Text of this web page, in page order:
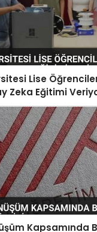
Lise
Zeka Eğitimi
Kapsamında